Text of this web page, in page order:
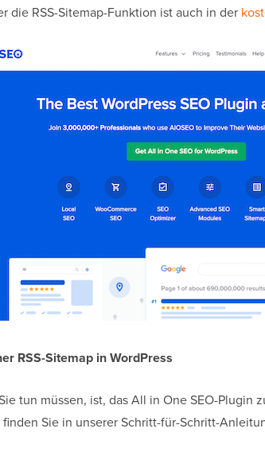
die RSS-Sitemap-Funktion ist auch in der
RSS-Sitemap in WordPress
tun müssen, ist, das All in One SEO-Plugin
Sie in unserer Schritt-für-Schritt-